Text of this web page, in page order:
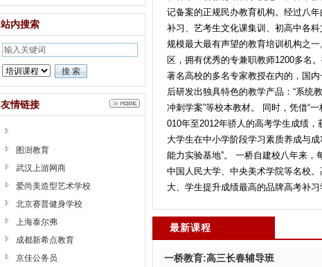
站内搜索
友情链接
图澍教育
武汉上游网商
爱尚美造型艺术学校
北京赛普健身学校
上海泰尔弗
成都新希点教育
京佳公务员
记备案的正规民办教育机构。经过八
补习、艺考生文化课集训、初高中各
规模最大最有声望的教育培训机构之
区，拥有优秀的专兼职教师1200多名
著名高校的多名专家教授在内的，国
后研发出独具特色的教学产品：“系统
冲刺学案”等校本教材。 同时，凭借“
010年至2012年骄人的高考学生成绩
大学生在中小学阶段学习素质养成与
能力实验基地”。 一桥自建校八年来，
中国人民大学、中央美术学院等名校
大、学生提升成绩最高的品牌高考补
最新课程
一桥教育:高三长春辅导班